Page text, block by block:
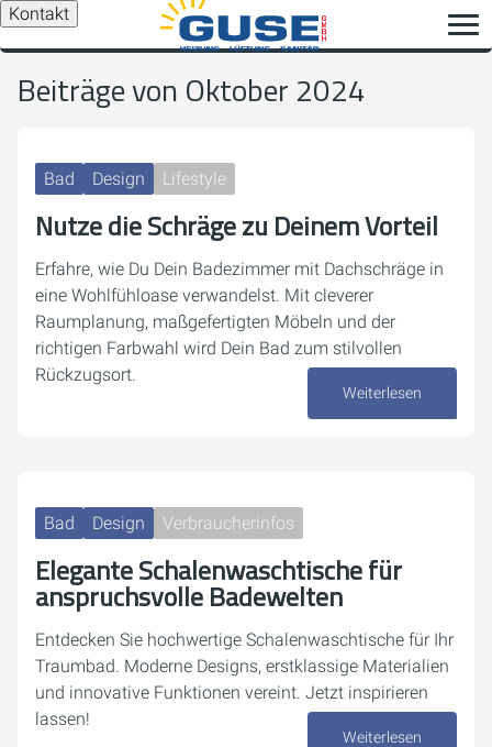
Kontakt
Beiträge von Oktober 2024
Bad Design Lifestyle
Nutze die Schräge zu Deinem Vorteil
Erfahre, wie Du Dein Badezimmer mit Dachschräge in
eine Wohlfühloase verwandelst. Mit cleverer
Raumplanung, maßgefertigten Möbeln und der
richtigen Farbwahl wird Dein Bad zum stilvollen
Rückzugsort.
Weiterlesen
Bad Design Verbraucherinfos
Elegante Schalenwaschtische für
anspruchsvolle Badewelten
Entdecken Sie hochwertige Schalenwaschtische für Ihr
Traumbad. Moderne Designs, erstklassige Materialien
und innovative Funktionen vereint. Jetzt inspirieren
lassen!
Weiterlesen